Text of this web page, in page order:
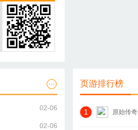
02-06
02-06
页游排行榜
1 原始传奇